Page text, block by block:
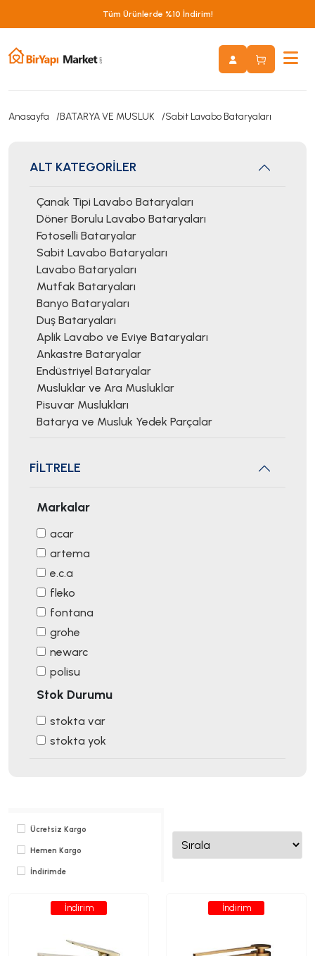
Tüm Ürünlerde %10 İndirim!
Anasayfa BATARYA VE MUSLUK Sabit Lavabo Bataryaları
ALT KATEGORİLER
Çanak Tipi Lavabo Bataryaları
Döner Borulu Lavabo Bataryaları
Fotoselli Bataryalar
Sabit Lavabo Bataryaları
Lavabo Bataryaları
Mutfak Bataryaları
Banyo Bataryaları
Duş Bataryaları
Aplik Lavabo ve Eviye Bataryaları
Ankastre Bataryalar
Endüstriyel Bataryalar
Musluklar ve Ara Musluklar
Pisuvar Muslukları
Batarya ve Musluk Yedek Parçalar
FİLTRELE
Markalar
acar
artema
e.c.a
fleko
fontana
grohe
newarc
polisu
Stok Durumu
stokta var
stokta yok
Ücretsiz Kargo
Hemen Kargo
İndirimde
İndirim İndirim